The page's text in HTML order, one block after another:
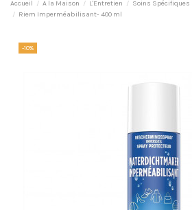
Accueil A la Maison L'Entretien Soins Spécifiques
Riem Imperméabilisant- 400 ml
-10%